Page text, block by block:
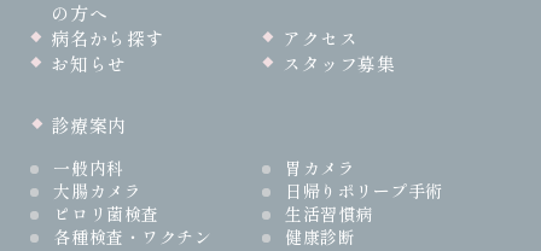
の方へ
病名から探す
アクセス
お知らせ
スタッフ募集
診療案内
一般内科
胃カメラ
大腸カメラ
日帰りポリープ手術
ピロリ菌検査
生活習慣病
各種検査・ワクチン
健康診断